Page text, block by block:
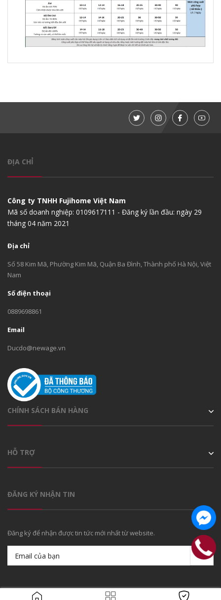
ĐỊA CHỈ
Công ty TNHH Fujihome Việt Nam
Mã số doanh nghiệp: 0109617111 - Đăng ký lần đầu: ngày 29
tháng 04 năm 2021
Địa chỉ
Số 58 Kim Mã, Phường Kim Mã, Quận Ba Đình, Thành phố Hà Nội, Việt
Nam
Số điện thoại
0889698861
Email
Ducdo@newage.vn
CHÍNH SÁCH BÁN HÀNG
HỖ TRỢ
ĐĂNG KÝ NHẬN TIN
Đăng ký để nhận được tin tức mới nhất từ website.
© Bản quyền thuộc về
Caffein Team